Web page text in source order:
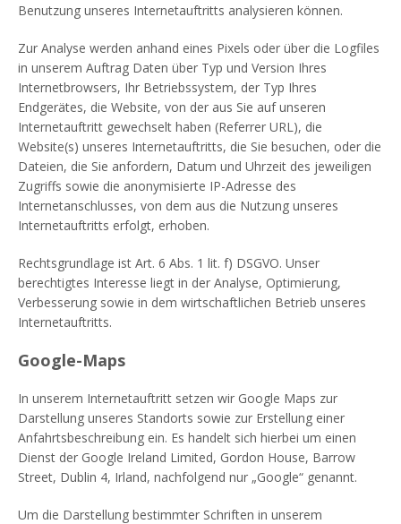
Benutzung unseres Internetauftritts analysieren können.
Zur Analyse werden anhand eines Pixels oder über die Logfiles
in unserem Auftrag Daten über Typ und Version Ihres
Internetbrowsers, Ihr Betriebssystem, der Typ Ihres
Endgerätes, die Website, von der aus Sie auf unseren
Internetauftritt gewechselt haben (Referrer URL), die
Website(s) unseres Internetauftritts, die Sie besuchen, oder die
Dateien, die Sie anfordern, Datum und Uhrzeit des jeweiligen
Zugriffs sowie die anonymisierte IP-Adresse des
Internetanschlusses, von dem aus die Nutzung unseres
Internetauftritts erfolgt, erhoben.
Rechtsgrundlage ist Art. 6 Abs. 1 lit. f) DSGVO. Unser
berechtigtes Interesse liegt in der Analyse, Optimierung,
Verbesserung sowie in dem wirtschaftlichen Betrieb unseres
Internetauftritts.
Google-Maps
In unserem Internetauftritt setzen wir Google Maps zur
Darstellung unseres Standorts sowie zur Erstellung einer
Anfahrtsbeschreibung ein. Es handelt sich hierbei um einen
Dienst der Google Ireland Limited, Gordon House, Barrow
Street, Dublin 4, Irland, nachfolgend nur „Google“ genannt.
Um die Darstellung bestimmter Schriften in unserem